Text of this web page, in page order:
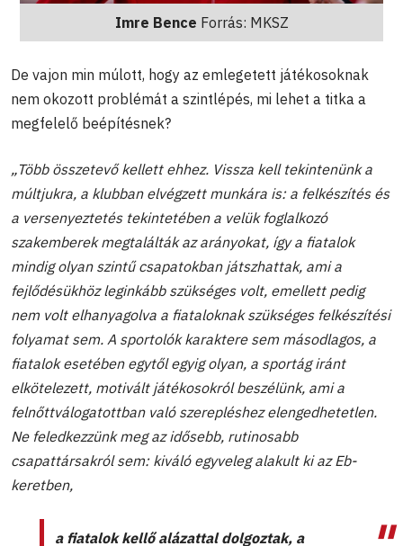
Imre Bence Forrás: MKSZ
De vajon min múlott, hogy az emlegetett játékosoknak
nem okozott problémát a szintlépés, mi lehet a titka a
megfelelő beépítésnek?
„Több összetevő kellett ehhez. Vissza kell tekintenünk a
múltjukra, a klubban elvégzett munkára is: a felkészítés és
a versenyeztetés tekintetében a velük foglalkozó
szakemberek megtalálták az arányokat, így a fiatalok
mindig olyan szintű csapatokban játszhattak, ami a
fejlődésükhöz leginkább szükséges volt, emellett pedig
nem volt elhanyagolva a fiataloknak szükséges felkészítési
folyamat sem. A sportolók karaktere sem másodlagos, a
fiatalok esetében egytől egyig olyan, a sportág iránt
elkötelezett, motivált játékosokról beszélünk, ami a
felnőttválogatottban való szerepléshez elengedhetetlen.
Ne feledkezzünk meg az idősebb, rutinosabb
csapattársakról sem: kiváló egyveleg alakult ki az Eb-
keretben,
a fiatalok kellő alázattal dolgoztak, a